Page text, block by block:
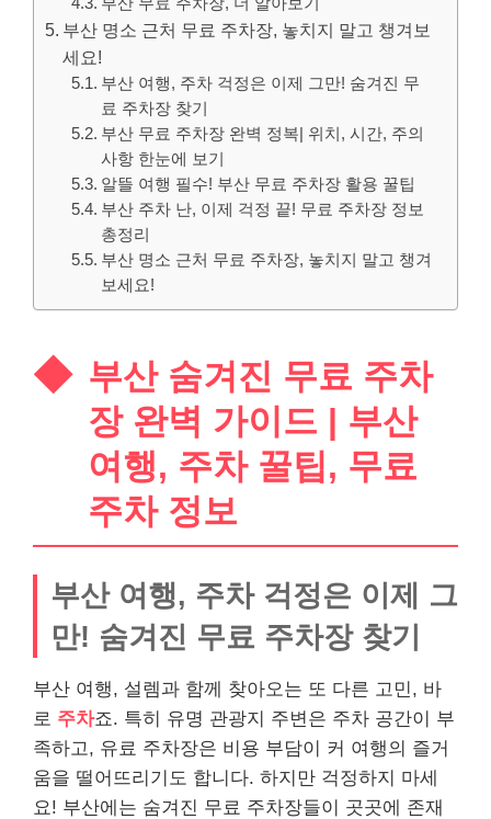
부산 명소 근처 무료 주차장, 놓치지 말고 챙겨보
세요!
부산 여행, 주차 걱정은 이제 그만! 숨겨진 무
료 주차장 찾기
부산 무료 주차장 완벽 정복| 위치, 시간, 주의
사항 한눈에 보기
알뜰 여행 필수! 부산 무료 주차장 활용 꿀팁
부산 주차 난, 이제 걱정 끝! 무료 주차장 정보
총정리
부산 명소 근처 무료 주차장, 놓치지 말고 챙겨
보세요!
부산 숨겨진 무료 주차
장 완벽 가이드 | 부산
여행, 주차 꿀팁, 무료
주차 정보
부산 여행, 주차 걱정은 이제 그
만! 숨겨진 무료 주차장 찾기
부산 여행, 설렘과 함께 찾아오는 또 다른 고민, 바
로 주차죠. 특히 유명 관광지 주변은 주차 공간이 부
족하고, 유료 주차장은 비용 부담이 커 여행의 즐거
움을 떨어뜨리기도 합니다. 하지만 걱정하지 마세
요! 부산에는 숨겨진 무료 주차장들이 곳곳에 존재